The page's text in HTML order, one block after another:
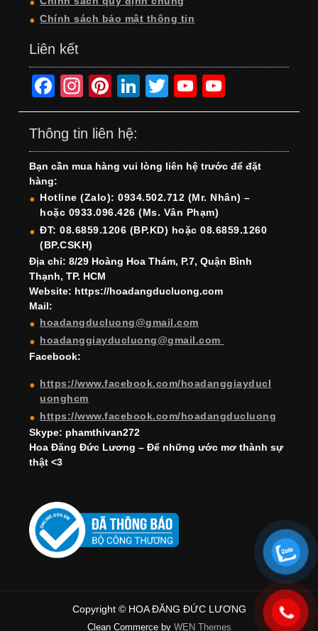
Chính sách bảo mật thông tin
Liên kết
F
a
c
e
b
o
o
k
In
st
a
gr
a
m
Pi
nt
er
e
st
Li
n
e
dI
n
T
wi
er
Y
o
T
u
b
e
o
T
u
b
e
h
Thông tin liên hệ:
Bạn cần mua hàng vui lòng liên hệ trước để đặt
hàng:
Hotline (Zalo): 0934.502.712 (Mr. Nhân) –
hoặc 0933.096.426 (Ms. Vân Phạm)
ĐT: 08.6859.1206 (BP.KD) hoặc 08.6859.1260
(BP.CSKH)
Địa chỉ: 8/29 Hoàng Hoa Thám, P.7, Quận Bình
Thạnh, TP. HCM
Website: https://hoadangducluong.com
Mail:
hoadangducluong@gmail.com
hoadanggiayducluong@gmail.com
Facebook:
https://www.facebook.com/hoadanggiayducl
uonghcm
https://www.facebook.com/hoadangducluong
Skype: phamthivan272
Hoa Đăng Đức Lương – Để những ước mơ thành sự
thật <3
Copyright © HOA ĐĂNG ĐỨC LƯƠNG
Clean Commerce by WEN Themes